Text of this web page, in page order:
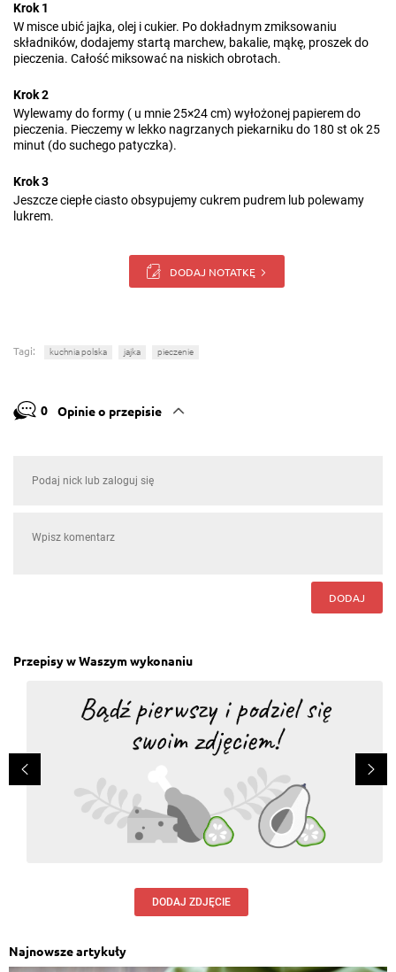
Krok 1
W misce ubić jajka, olej i cukier. Po dokładnym zmiksowaniu
składników, dodajemy startą marchew, bakalie, mąkę, proszek do
pieczenia. Całość miksować na niskich obrotach.
Krok 2
Wylewamy do formy ( u mnie 25×24 cm) wyłożonej papierem do
pieczenia. Pieczemy w lekko nagrzanych piekarniku do 180 st ok 25
minut (do suchego patyczka).
Krok 3
Jeszcze ciepłe ciasto obsypujemy cukrem pudrem lub polewamy
lukrem.
DODAJ NOTATKĘ
Tagi: kuchnia polska jajka pieczenie
0 Opinie o przepisie
DODAJ
Przepisy w Waszym wykonaniu
DODAJ ZDJĘCIE
Najnowsze artykuły